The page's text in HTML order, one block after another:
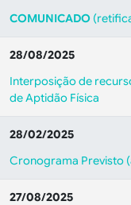
COMUNICADO
28/08/2025
Interposição de
de Aptidão Física
28/02/2025
Cronograma Previsto
27/08/2025